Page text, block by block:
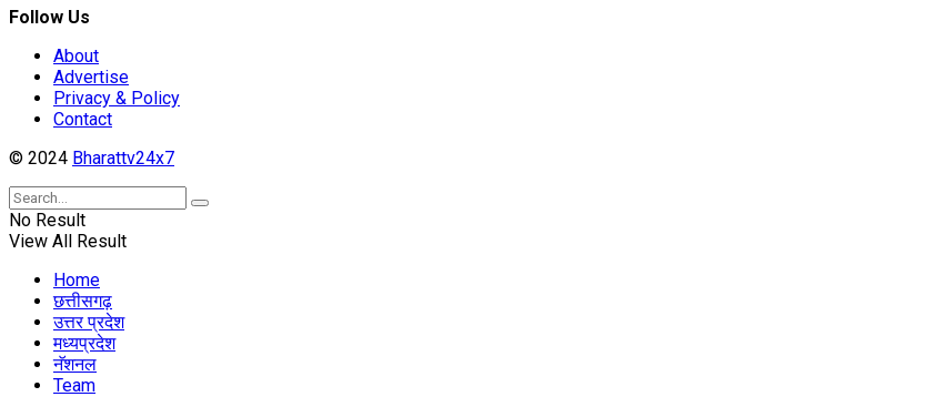
Follow Us
About
Advertise
Privacy & Policy
Contact
© 2024 Bharattv24x7
No Result
View All Result
Home
छत्तीसगढ़
उत्तर प्रदेश
मध्यप्रदेश
नॅशनल
Team